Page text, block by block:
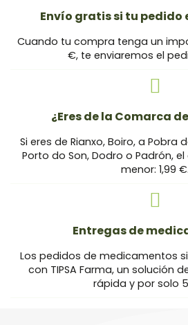
Envío gratis si tu pedido
Cuando tu compra tenga un
€, te enviaremos el
¿Eres de la Comarca
Si eres de Rianxo, Boiro, a Pobra
Porto do Son, Dodro o Padrón,
menor: 1,99 €.
Entregas de
Los pedidos de medicamentos
con TIPSA Farma, un solución
rápida y por solo